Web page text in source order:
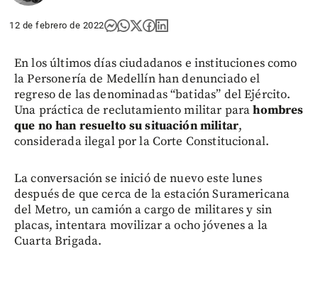
12 de febrero de 2022
En los últimos días ciudadanos e instituciones como
la Personería de Medellín han denunciado el
regreso de las denominadas “batidas” del Ejército.
Una práctica de reclutamiento militar parahombres
que no han resuelto su situación militar,
considerada ilegal por la Corte Constitucional.
La conversación se inició de nuevo este lunes
después de que cerca de la estación Suramericana
del Metro, un camión a cargo de militares y sin
placas, intentara movilizar a ocho jóvenes a la
Cuarta Brigada.